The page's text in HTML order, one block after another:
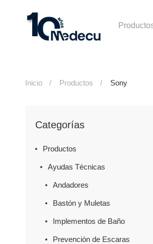
Inicio Productos Sony
Categorías
Productos
Ayudas Técnicas
Andadores
Bastón y Muletas
Implementos de Baño
Prevención de Escaras